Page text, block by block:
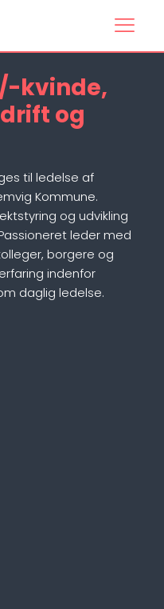
kvinde,
og
til ledelse af
Kommune.
og udvikling
leder med
borgere og
indenfor
daglig ledelse.